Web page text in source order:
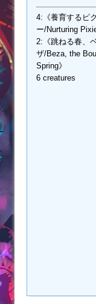
4:《養育するピ
ー/Nurturing Pixie
2:《跳ねる春、
ザ/Beza, the
Spring》
6 creatures